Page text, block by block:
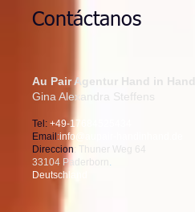
Contáctanos
Au Pair Agentur Hand in Hand
​Gina Alexandra Steffens
Tel: +49-17684525434
Email :info@aupair-handinhand.de
Direccion: Thuner Weg 64
33104 Paderborn .
Deutschland